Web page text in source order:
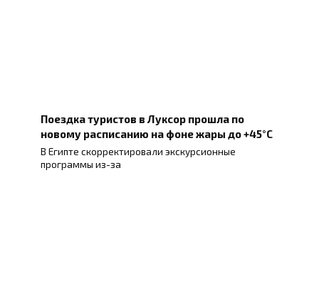
Поездка туристов в Луксор прошла по
новому расписанию на фоне жары до +45°C
В Египте скорректировали экскурсионные
программы из-за